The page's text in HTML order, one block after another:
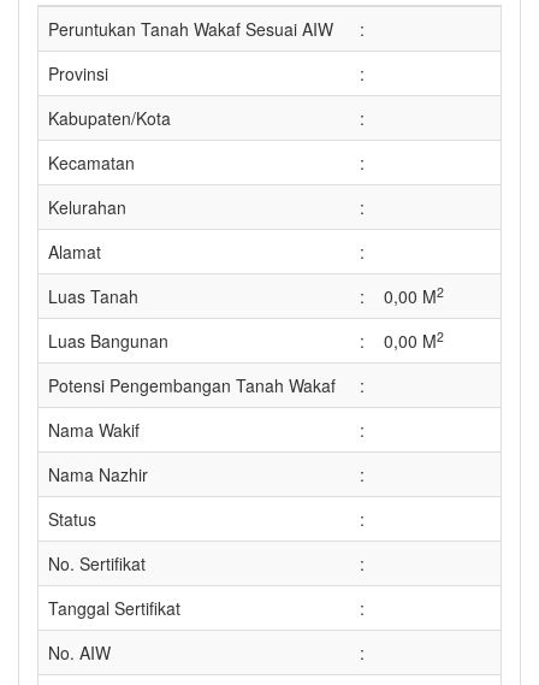
Peruntukan Tanah Wakaf Sesuai AIW
:
Provinsi
:
Kabupaten/Kota
:
Kecamatan
:
Kelurahan
:
Alamat
:
Luas Tanah
: 0,00 M2
Luas Bangunan : 0,00 M2
Potensi Pengembangan Tanah Wakaf
:
Nama Wakif
:
Nama Nazhir
:
Status
:
No. Sertifikat
:
Tanggal Sertifikat
:
No. AIW
: